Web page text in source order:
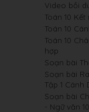
Video bồi
Toán 10
Toán 10
Toán 10
hợp
Soạn bài
Soạn bài
Tập 1 Cánh
Soạn bài
- Ngữ văn